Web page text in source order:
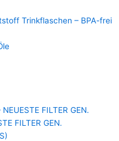
Trinkflaschen – BPA-frei
FILTER GEN.
FILTER GEN.